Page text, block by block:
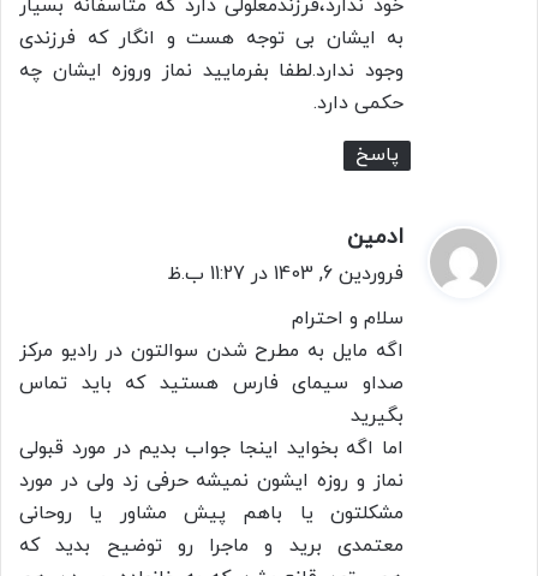
خود ندارد،فرزندمعلولی دارد که متاسفانه بسیار
به ایشان بی توجه هست و انگار که فرزندی
وجود ندارد.لطفا بفرمایید نماز وروزه ایشان چه
حکمی دارد.
پاسخ
ادمین
ف
فروردین 6, 1403 در 11:27 ب.ظ
سلام و احترام
اگه مایل به مطرح شدن سوالتون در رادیو مرکز
صداو سیمای فارس هستید که باید تماس
بگیرید
اما اگه بخواید اینجا جواب بدیم در مورد قبولی
نماز و روزه ایشون نمیشه حرفی زد ولی در مورد
مشکلتون یا باهم پیش مشاور یا روحانی
معتمدی برید و ماجرا رو توضیح بدید که